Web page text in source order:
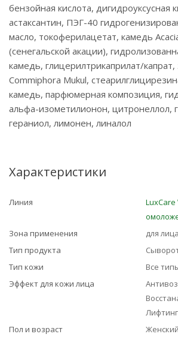
бензойная кислота, дигидроуксусная
астаксантин, ПЭГ-40
масло, токоферилацетат, камедь
(сенегальской акации),
камедь, глицерилтрикаприлат/капрат,
Commiphora Mukul,
камедь, парфюмерная композиция,
альфа-изометилионон, цитронеллол,
гераниол, лимонен, линалол
Характеристики
Линия
LuxCare
Зона применения
для лица
Тип продукта
Тип кожи
Все
Эффект для кожи лица
Пол и возраст
Женский